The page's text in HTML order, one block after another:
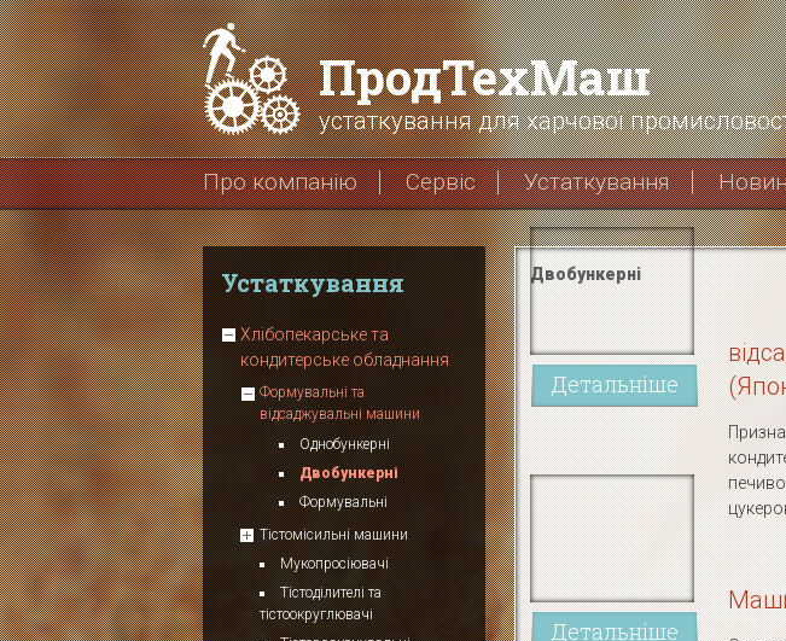
ПродТехМаш
устаткування для харчової
Про компанію Сервіс Устаткування
Устаткування
Хлібопекарське та
кондитерське обладнання
Формувальні та
відсаджувальні машини
Однобункерні
Двобункерні
Формувальні
Тістомісильні машини
Мукопросіювачі
Тістоділителі та
тістоокруглювачі
Двобункерні
Детальніше
Детальніше